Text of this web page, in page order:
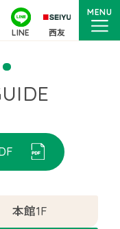
LINE 西友
MENU
本館1F